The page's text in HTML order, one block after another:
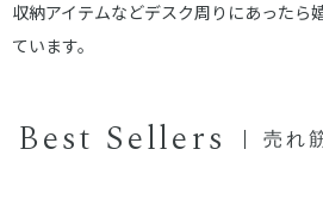
収納アイテムなどデスク周りにあったら
ています。
Best Sellers 売れ